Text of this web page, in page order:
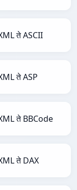
ते ASCII
ते ASP
ते BBCode
ते DAX